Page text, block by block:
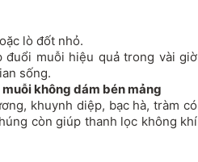
lò đốt nhỏ.
muỗi hiệu quả trong vài giờ
sống.
không dám bén mảng
khuynh diệp, bạc hà, tràm có
còn giúp thanh lọc không khí